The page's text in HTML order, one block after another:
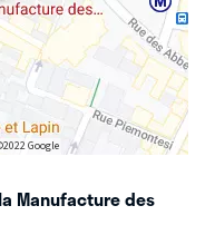
limite, c’est aussi une
d’autres vécus,
société, qui nous
artistes et techniciens
où, portés par le
raconter leurs histoires
Google
Manufacture des